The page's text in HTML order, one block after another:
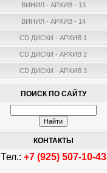
ВИНИЛ - АРХИВ - 13
ВИНИЛ - АРХИВ - 14
CD ДИСКИ - АРХИВ 1
CD ДИСКИ - АРХИВ 2
CD ДИСКИ - АРХИВ 3
ПОИСК ПО САЙТУ
КОНТАКТЫ
Тел.: +7 (925) 507-10-43